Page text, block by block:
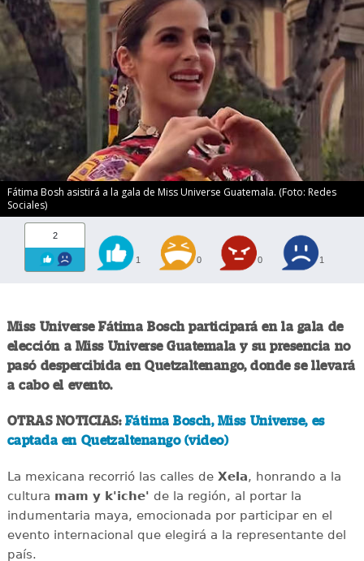
Fátima Bosh asistirá a la gala de Miss Universe Guatemala. (Foto: Redes
Sociales)
2
1 0 0 1
Miss Universe Fátima Bosch participará en la gala de
elección a Miss Universe Guatemala y su presencia no
pasó despercibida en Quetzaltenango, donde se llevará
a cabo el evento.
OTRAS NOTICIAS: Fátima Bosch, Miss Universe, es
captada en Quetzaltenango (video)
La mexicana recorrió las calles deXela, honrando a la
cultura mam y k'iche' de la región, al portar la
indumentaria maya, emocionada por participar en el
evento internacional que elegirá a la representante del
país.